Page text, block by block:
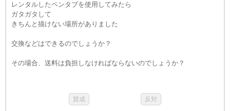
レンタルしたペンタブを使用してみたら
ガタガタして
きちんと描けない場所がありました
交換などはできるのでしょうか？
その場合、送料は負担しなければならないのでしょうか？